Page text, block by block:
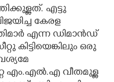
എട്ടു
കേരള
എന്ന ഡിമാൻഡ്
കിട്ടിയെങ്കിലും ഒരു
എം.എൽ.എ വീതമുള്ള